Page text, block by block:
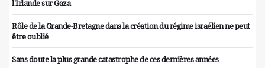
l'Irlande sur Gaza
Rôle de la Grande-Bretagne dans la création du régime israélien ne peut
être oublié
Sans doute la plus grande catastrophe de ces dernières années